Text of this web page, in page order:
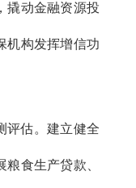
撬动金融资源投
机构发挥增信功
评估。建立健全
食生产贷款、